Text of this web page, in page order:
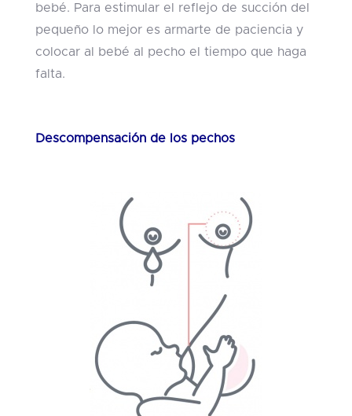
bebé. Para estimular el reflejo de succión del
pequeño lo mejor es armarte de paciencia y
colocar al bebé al pecho el tiempo que haga
falta.
Descompensación de los pechos